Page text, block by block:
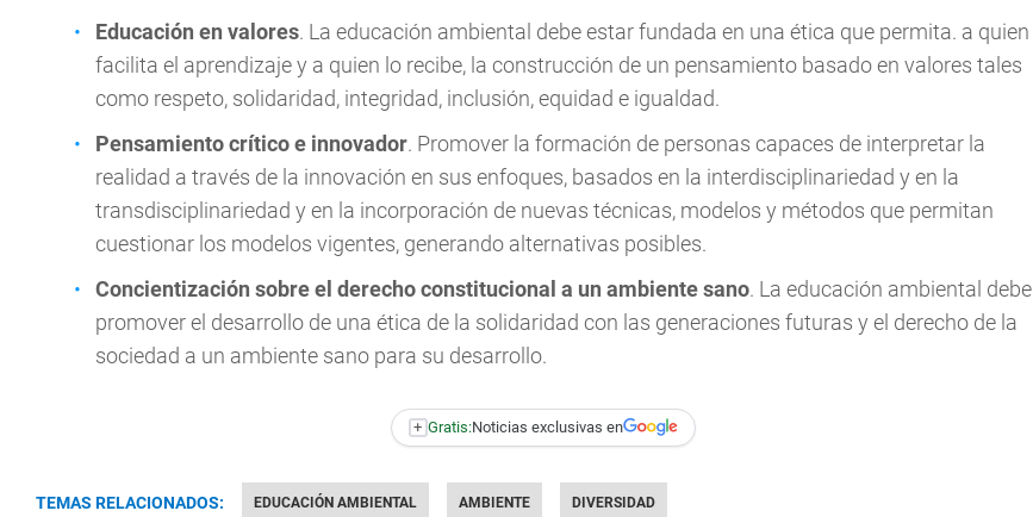
Educación en valores. La educación ambiental debe estar fundada en una ética que permita. a quien
facilita el aprendizaje y a quien lo recibe, la construcción de un pensamiento basado en valores tales
como respeto, solidaridad, integridad, inclusión, equidad e igualdad.
Pensamiento crítico e innovador. Promover la formación de personas capaces de interpretar la
realidad a través de la innovación en sus enfoques, basados en la interdisciplinariedad y en la
transdisciplinariedad y en la incorporación de nuevas técnicas, modelos y métodos que permitan
cuestionar los modelos vigentes, generando alternativas posibles.
Concientización sobre el derecho constitucional a un ambiente sano. La educación ambiental debe
promover el desarrollo de una ética de la solidaridad con las generaciones futuras y el derecho de la
sociedad a un ambiente sano para su desarrollo.
+ Gratis:Noticias exclusivas en
TEMAS RELACIONADOS: EDUCACIÓN AMBIENTAL AMBIENTE DIVERSIDAD